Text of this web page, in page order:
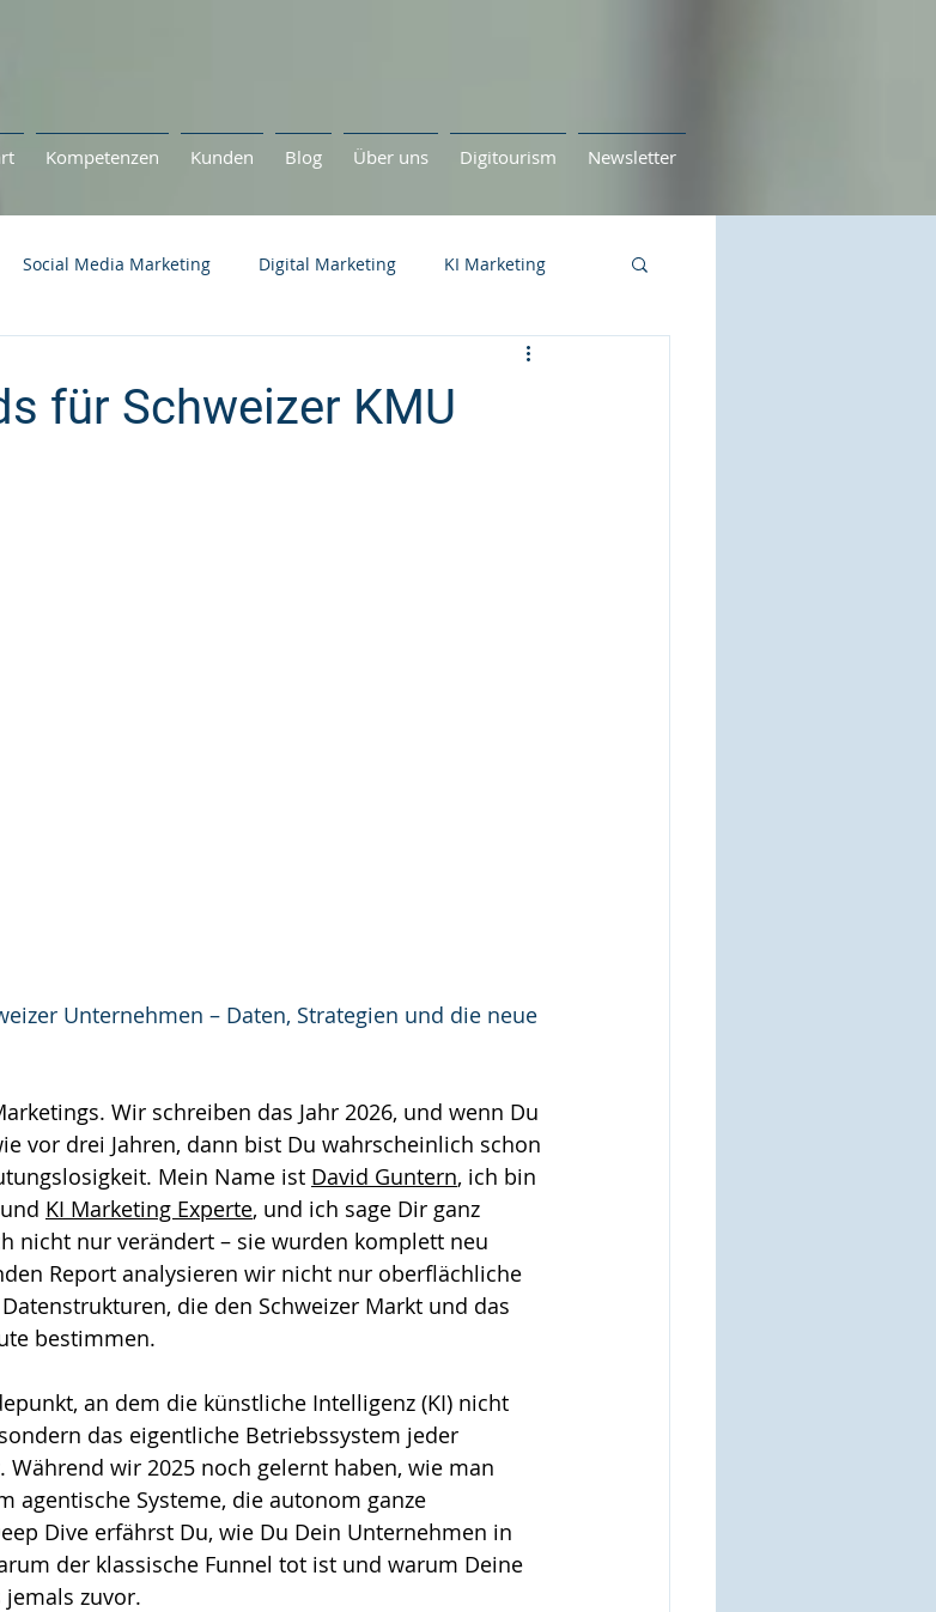
Kompetenzen Kunden Blog Über uns Digitourism Newsletter
Social Media Marketing Digital Marketing KI Marketing
für Schweizer KMU
Unternehmen – Daten, Strategien und die neue
Wir schreiben das Jahr 2026, und wenn Du
vor drei Jahren, dann bist Du wahrscheinlich schon
Mein Name ist David Guntern, ich bin
KI Marketing Experte, und ich sage Dir ganz
nicht nur verändert – sie wurden komplett neu
Report analysieren wir nicht nur oberflächliche
die den Schweizer Markt und das
bestimmen.
an dem die künstliche Intelligenz (KI) nicht
das eigentliche Betriebssystem jeder
wir 2025 noch gelernt haben, wie man
agentische Systeme, die autonom ganze
Dive erfährst Du, wie Du Dein Unternehmen in
der klassische Funnel tot ist und warum Deine
zuvor.